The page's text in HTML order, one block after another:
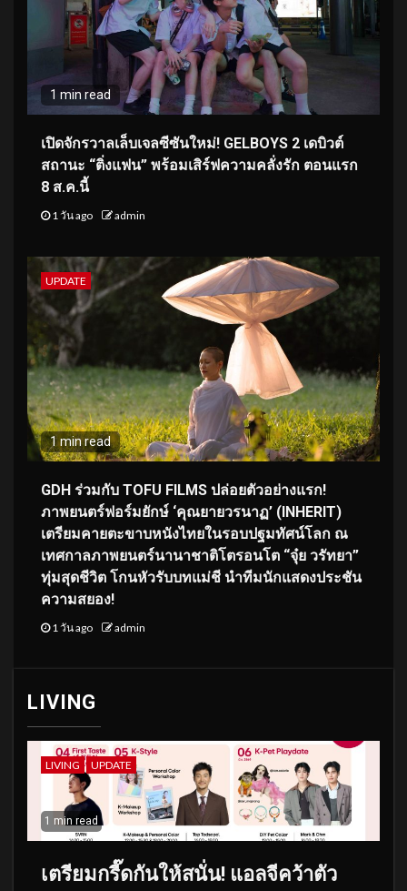
1 min read
เปิดจักรวาลเล็บเจลซีซันใหม่! GELBOYS 2 เดบิวต์
สถานะ “ติ่งแฟน” พร้อมเสิร์ฟความคลั่งรัก ตอนแรก
8 ส.ค.นี้
1 วัน ago admin
UPDATE
1 min read
GDH ร่วมกับ TOFU FILMS ปล่อยตัวอย่างแรก!
ภาพยนตร์ฟอร์มยักษ์ ‘คุณยายวรนาฏ’ (INHERIT)
เตรียมคายตะขาบหนังไทยในรอบปฐมทัศน์โลก ณ
เทศกาลภาพยนตร์นานาชาติโตรอนโต “จุ๋ย วรัทยา”
ทุ่มสุดชีวิต โกนหัวรับบทแม่ชี นำทีมนักแสดงประชัน
ความสยอง!
1 วัน ago admin
LIVING
LIVING UPDATE
1 min read
เตรียมกรี๊ดกันให้สนั่น! แอลจีคว้าตัว